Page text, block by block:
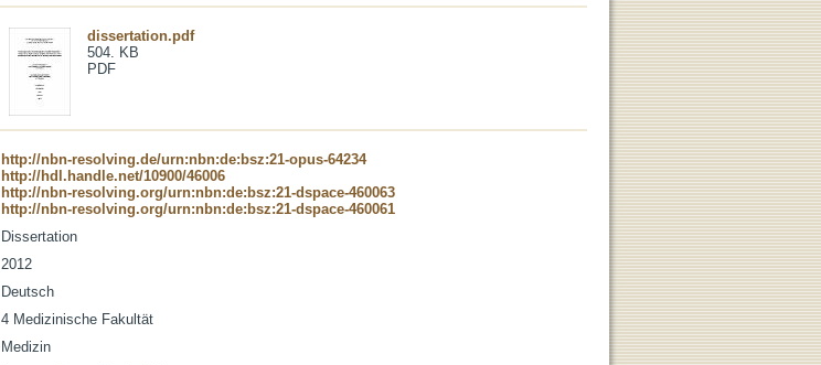
dissertation.pdf
504. KB
PDF
http://nbn-resolving.de/urn:nbn:de:bsz:21-opus-64234
http://hdl.handle.net/10900/46006
http://nbn-resolving.org/urn:nbn:de:bsz:21-dspace-460063
http://nbn-resolving.org/urn:nbn:de:bsz:21-dspace-460061
Dissertation
2012
Deutsch
4 Medizinische Fakultät
Medizin